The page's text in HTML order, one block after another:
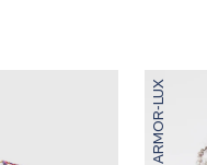
ARMOR-LUX